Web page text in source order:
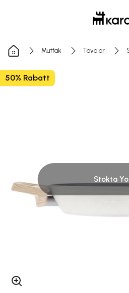
Mutfak Tavalar
50% Rabatt
Stokta